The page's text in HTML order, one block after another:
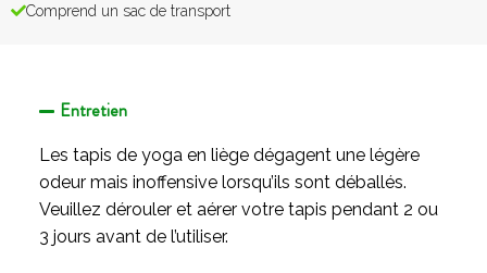
Comprend un sac de transport
Entretien
Les tapis de yoga en liège dégagent une légère
odeur mais inoffensive lorsqu’ils sont déballés.
Veuillez dérouler et aérer votre tapis pendant 2 ou
3 jours avant de l’utiliser.